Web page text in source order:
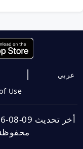
عربي |
Use
أخر تحديث 09-08-2026